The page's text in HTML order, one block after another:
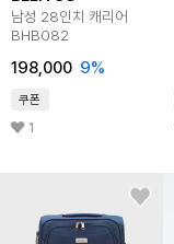
남성 28인치 캐리어
BHB082
198,000 9%
쿠폰
1